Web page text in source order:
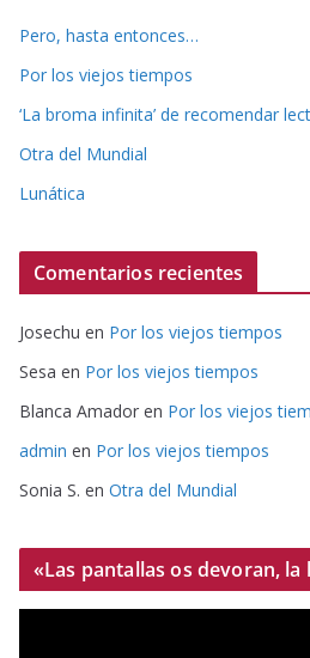
Pero, hasta entonces…
Por los viejos tiempos
‘La broma infinita’ de recomendar
Otra del Mundial
Lunática
Comentarios recientes
Josechu en Por los viejos tiempos
Sesa en Por los viejos tiempos
Blanca Amador en Por los viejos
admin en Por los viejos tiempos
Sonia S. en Otra del Mundial
«Las pantallas os devoran,